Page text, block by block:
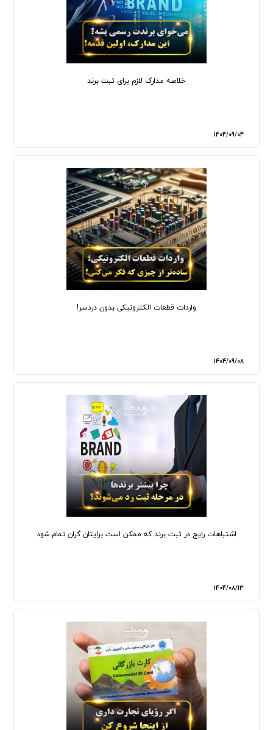
خلاصه مدارک لازم برای ثبت برند
1404/09/04
واردات قطعات الکترونیکی بدون دردسر!
1404/09/08
اشتباهات رایج در ثبت برند که ممکن است برایتان گران تمام شود
1404/08/13